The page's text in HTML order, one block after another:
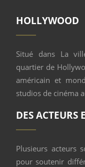
HOLLYWOOD
Situé dans La
quartier de
américain et
studios de cinéma
DES ACTEURS
Plusieurs acteurs
pour soutenir